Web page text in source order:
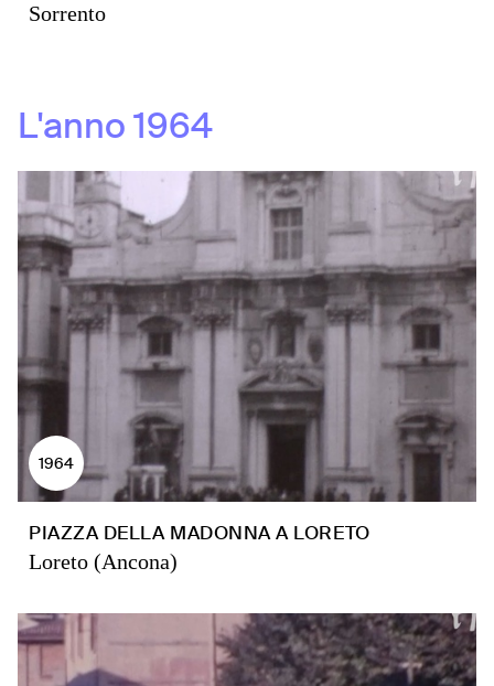
Sorrento
L'anno1964
1964
PIAZZA DELLA MADONNA A LORETO
Loreto (Ancona)